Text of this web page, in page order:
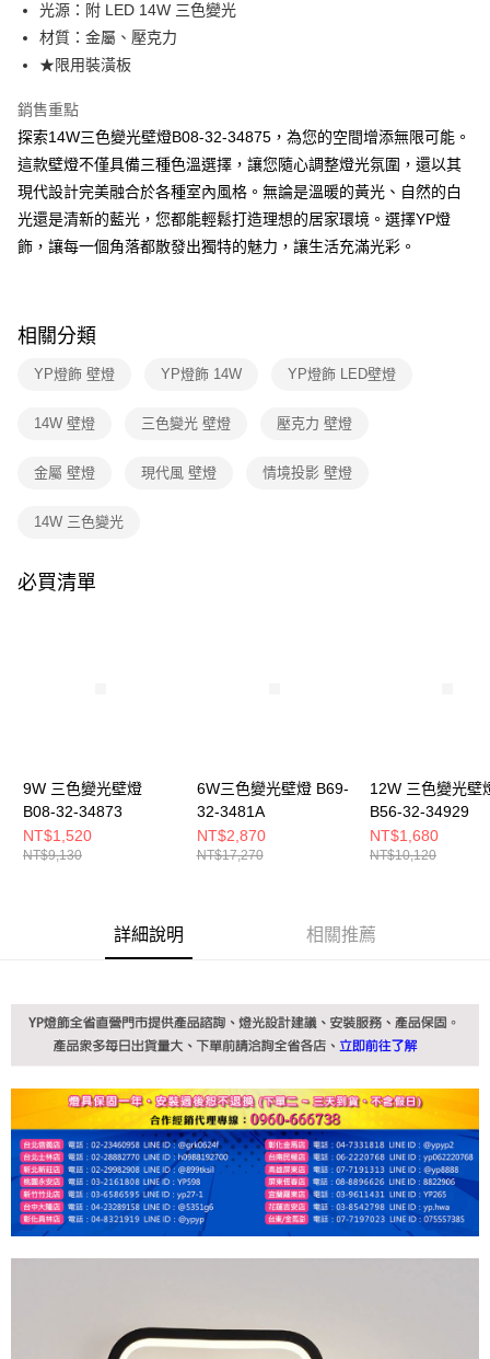
悠遊付
Google Pay
全盈+PAY
AFTEE先享後付
相關說明
【關於「AFTEE先享後付」】
AFTEE先享後付是「在收到商品之後才付款」的支付方式。 讓您購物簡單
便利好安心！
１．簡單：不需註冊會員、不需綁卡、不需儲值。
【「AFTEE先享後付」結帳流程】
１．於結帳方式選擇「AFTEE先享後付」後，將跳轉至「AFTEE先享後付」
結帳頁面，進行簡訊認證並確認金額後，即可完成結帳。
ATM／網路銀行／等多元方式進行付款，方視為交易完成。
購買商品的店家。未經商家同意取消之訂單仍視為有效，需透過AFTEE先享
是否繳費成功／繳費後需取消欲退款等相關疑問，請聯繫「AFTEE先享後付
【注意事項】
時審查核予不同之上限額度；若仍有額度不足之情形，本公司將視審查結果
５．嚴禁一人註冊多個帳號或使用他人資訊註冊。若發現惡意使用之情形，
恩沛科技股份有限公司將有權停止該用戶之使用額度並採取法律行動。
每筆NT$180，滿NT$5,000(含以上)免運費
光源：附 LED 14W 三色變光
材質：金屬、壓克力
★限用裝潢板
銷售重點
探索14W三色變光壁燈B08-32-34875，為您的空間增添無限可能。
這款壁燈不僅具備三種色溫選擇，讓您隨心調整燈光氛圍，還以其
現代設計完美融合於各種室內風格。無論是溫暖的黃光、自然的白
光還是清新的藍光，您都能輕鬆打造理想的居家環境。選擇YP燈
飾，讓每一個角落都散發出獨特的魅力，讓生活充滿光彩。
相關分類
YP燈飾 壁燈 YP燈飾 14W YP燈飾 LED壁燈
14W 壁燈 三色變光 壁燈 壓克力 壁燈
金屬 壁燈 現代風 壁燈 情境投影 壁燈
14W 三色變光
必買清單
9W 三色變光壁燈
B08-32-34873
NT$1,520
NT$9,130
6W三色變光壁燈 B69-
32-3481A
NT$2,870
NT$17,270
12W 三色變光壁
B56-32-34929
NT$1,680
NT$10,120
詳細說明 相關推薦